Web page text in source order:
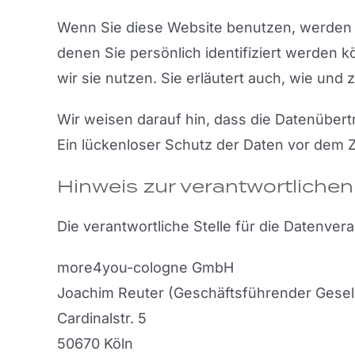
Wenn Sie diese Website benutzen,
denen Sie persönlich identifiziert werden
wir sie nutzen. Sie erläutert auch, wie und
Wir weisen darauf hin, dass die
Ein lückenloser Schutz der Daten vor dem
Hinweis zur
Die verantwortliche Stelle für die
more4you-cologne GmbH
Joachim Reuter (Geschäftsführender
Cardinalstr. 5
50670 Köln